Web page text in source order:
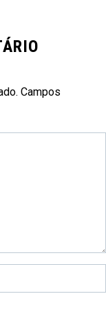
Campos